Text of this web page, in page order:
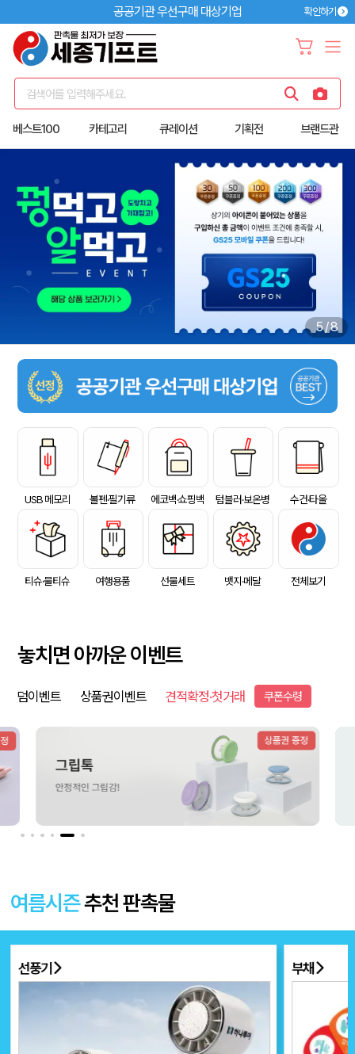
공공기관 우선구매 대상기업 확인하기
검색어를 입력해주세요.
베스트100 카테고리 큐레이션 기획전 브랜드관
6/8
USB 메모리 볼펜·필기류 에코백·쇼핑백 텀블러·보온병 수건·타올
티슈·물티슈 여행용품 선물세트 뱃지·메달 전체보기
놓치면 아까운 이벤트
덤이벤트 상품권이벤트 견적확정·첫거래 쿠폰수령
여름시즌추천 판촉물
선풍기 부채